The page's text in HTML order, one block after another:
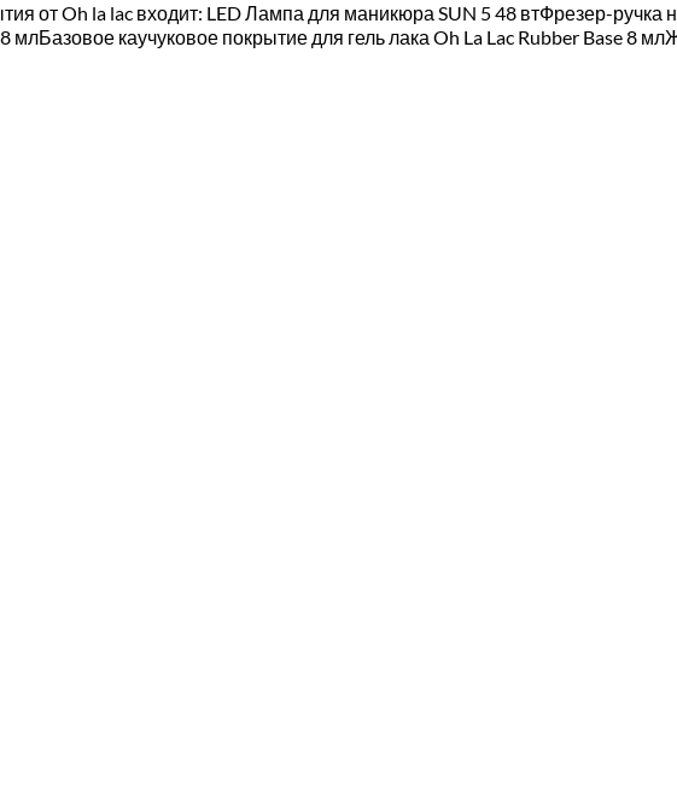
от Oh la lac входит: LED Лампа для маникюра SUN 5 48 втФрезер-
млБазовое каучуковое покрытие для гель лака Oh La Lac Rubber Base 8